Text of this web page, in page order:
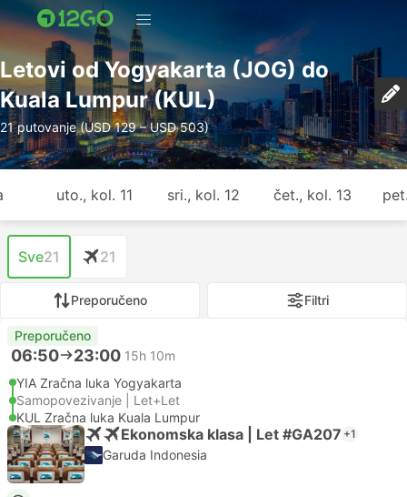
Letovi od Yogyakarta (JOG) do
Kuala Lumpur (KUL)
21 putovanje (USD 129 – USD 503)
uto., kol. 11 sri., kol. 12 čet., kol. 13
Sve21 21
Preporučeno Filtri
Preporučeno
06:50 23:00 15h 10m
YIA Zračna luka Yogyakarta
Samopovezivanje | Let+Let
KUL Zračna luka Kuala Lumpur
Ekonomska klasa | Let #GA207 +1
Garuda Indonesia